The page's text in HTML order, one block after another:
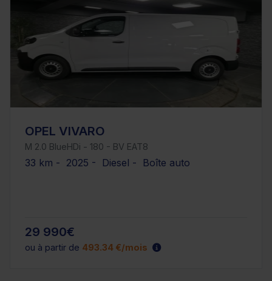
OPEL VIVARO
M 2.0 BlueHDi - 180 - BV EAT8
33 km - 2025 - Diesel - Boîte auto
29 990€
ou à partir de 493.34 €/mois